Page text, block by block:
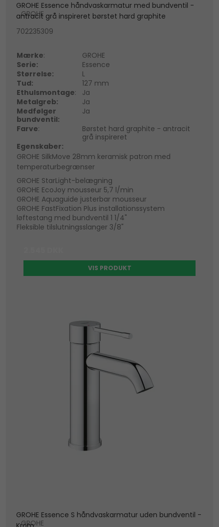
GROHE Essence håndvaskarmatur med bundventil -
antracit grå inspireret børstet hard graphite
GROHE
702235309
Mærke:
GROHE
Serie:
Essence
Størrelse:
L
Tud:
127 mm
Ethulsmontage:
Ja
Metalgreb:
Ja
Medfølger
bundventil:
Ja
Farve:
Børstet hard graphite - antracit
grå inspireret
Egenskaber:
GROHE SilkMove 28mm keramisk patron med
temperaturbegrænser
GROHE StarLight-belægning
GROHE EcoJoy mousseur 5,7 l/min
GROHE Aquaguide justerbar mousseur
GROHE FastFixation Plus installationssystem
løftestang med bundventil 1 1/4"
Fleksible tilslutningsslanger 3/8"
VIS PRODUKT
GROHE Essence S håndvaskarmatur uden bundventil -
GROHE